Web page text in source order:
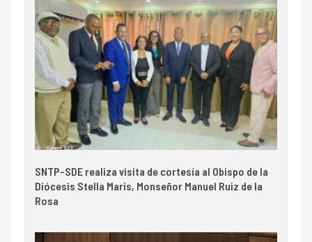
SNTP-SDE realiza visita de cortesía al Obispo de la
Diócesis Stella Maris, Monseñor Manuel Ruiz de la
Rosa